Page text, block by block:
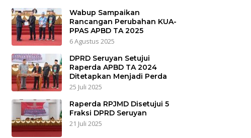
Wabup Sampaikan
Rancangan Perubahan KUA-
PPAS APBD TA 2025
6 Agustus 2025
DPRD Seruyan Setujui
Raperda APBD TA 2024
Ditetapkan Menjadi Perda
25 Juli 2025
Raperda RPJMD Disetujui 5
Fraksi DPRD Seruyan
21 Juli 2025